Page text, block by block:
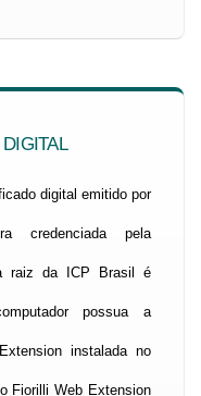
digital emitido por
credenciada pela
raiz da ICP Brasil é
possua a
instalada no
Fiorilli Web Extension